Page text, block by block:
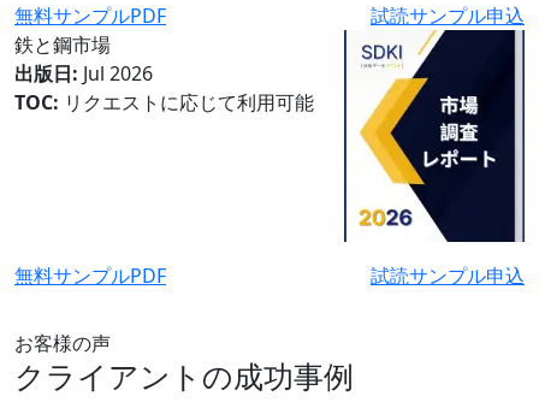
無料サンプルPDF
試読サンプル申込
鉄と鋼市場
出版日: Jul 2026
TOC: リクエストに応じて利用可能
無料サンプルPDF 試読サンプル申込
お客様の声
クライアントの成功事例